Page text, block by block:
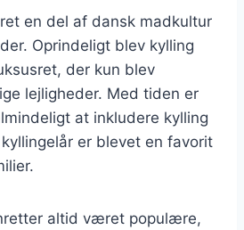
en del af dansk madkultur
Oprindeligt blev kylling
der kun blev
lejligheder. Med tiden er
at inkludere kylling
er blevet en favorit
altid været populære,